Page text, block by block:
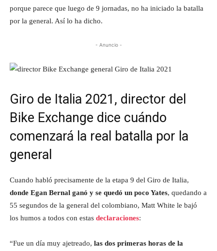
porque parece que luego de 9 jornadas, no ha iniciado la batalla
por la general. Así lo ha dicho.
- Anuncio -
Giro de Italia 2021, director del
Bike Exchange dice cuándo
comenzará la real batalla por la
general
Cuando habló precisamente de la etapa 9 del Giro de Italia,
donde Egan Bernal ganó y se quedó un poco Yates, quedando a
55 segundos de la general del colombiano, Matt White le bajó
los humos a todos con estas declaraciones:
“Fue un día muy ajetreado, las dos primeras horas de la